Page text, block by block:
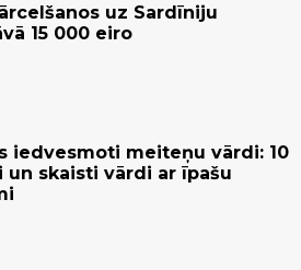
uz Sardīniju
15 000 eiro
iedvesmoti meiteņu vārdi: 10
un skaisti vārdi ar īpašu